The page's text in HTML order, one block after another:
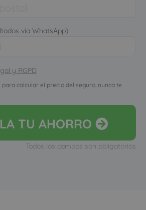
vía WhatsApp)
y RGPD
calcular el precio del seguro, nunca te
TU AHORRO
Todos los campos son obligatorios